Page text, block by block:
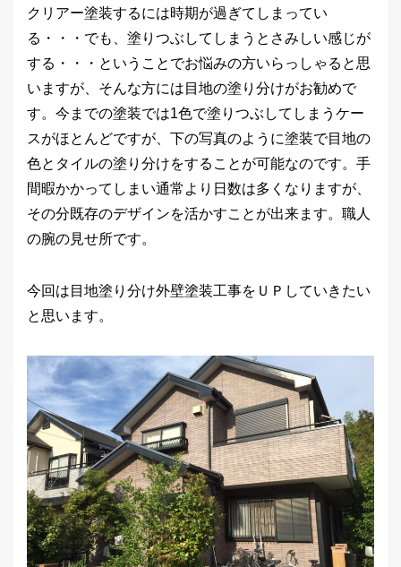
クリアー塗装するには時期が過ぎてしまってい
る・・・でも、塗りつぶしてしまうとさみしい感じが
する・・・ということでお悩みの方いらっしゃると思
いますが、そんな方には目地の塗り分けがお勧めで
す。今までの塗装では1色で塗りつぶしてしまうケー
スがほとんどですが、下の写真のように塗装で目地の
色とタイルの塗り分けをすることが可能なのです。手
間暇かかってしまい通常より日数は多くなりますが、
その分既存のデザインを活かすことが出来ます。職人
の腕の見せ所です。
今回は目地塗り分け外壁塗装工事をＵＰしていきたい
と思います。